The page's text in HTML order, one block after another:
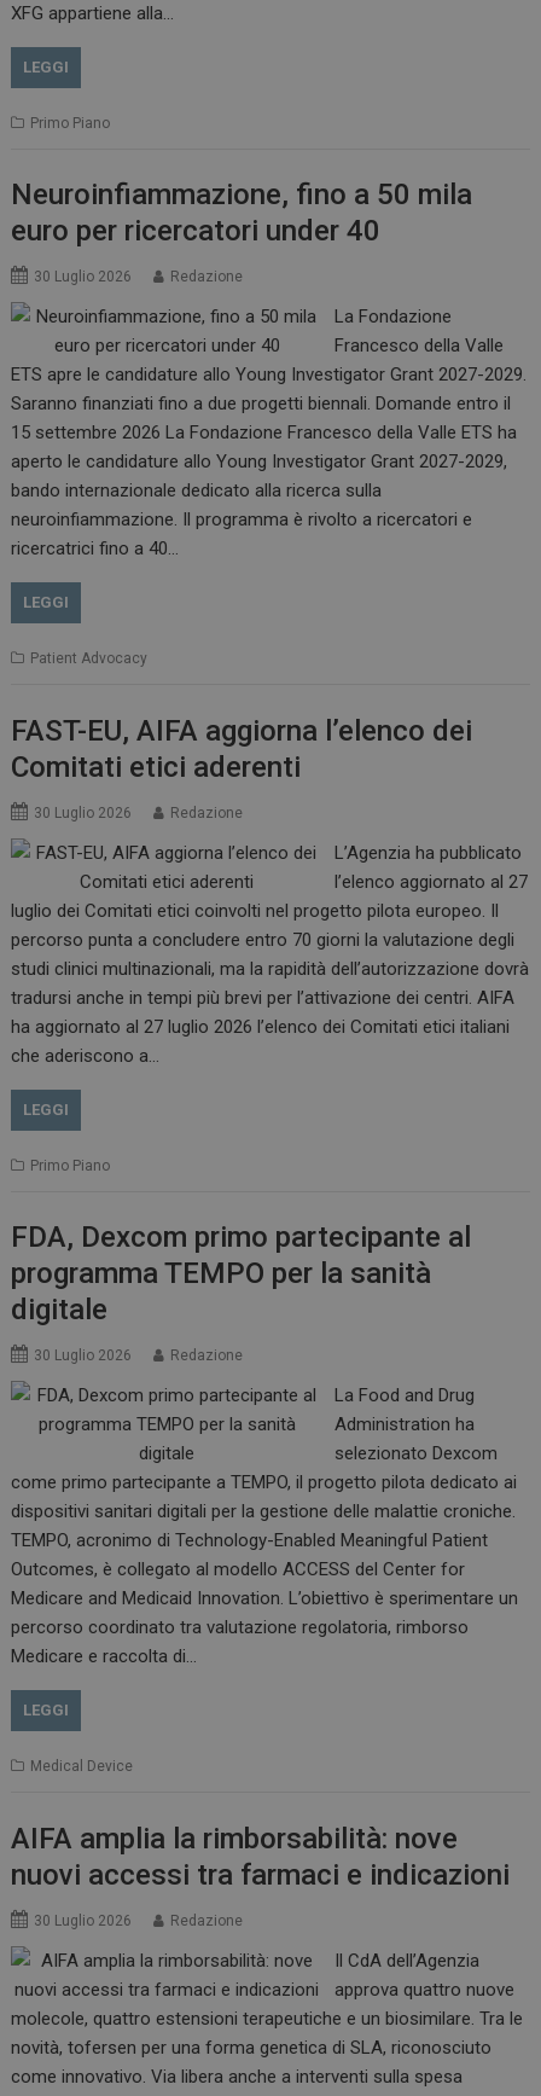
XFG appartiene alla…
LEGGI
Primo Piano
Neuroinfiammazione, fino a 50 mila
euro per ricercatori under 40
30 Luglio 2026 Redazione
La Fondazione
Francesco della Valle
ETS apre le candidature allo Young Investigator Grant 2027-2029.
Saranno finanziati fino a due progetti biennali. Domande entro il
15 settembre 2026 La Fondazione Francesco della Valle ETS ha
aperto le candidature allo Young Investigator Grant 2027-2029,
bando internazionale dedicato alla ricerca sulla
neuroinfiammazione. Il programma è rivolto a ricercatori e
ricercatrici fino a 40…
LEGGI
Patient Advocacy
FAST-EU, AIFA aggiorna l’elenco dei
Comitati etici aderenti
30 Luglio 2026 Redazione
L’Agenzia ha pubblicato
l’elenco aggiornato al 27
luglio dei Comitati etici coinvolti nel progetto pilota europeo. Il
percorso punta a concludere entro 70 giorni la valutazione degli
studi clinici multinazionali, ma la rapidità dell’autorizzazione dovrà
tradursi anche in tempi più brevi per l’attivazione dei centri. AIFA
ha aggiornato al 27 luglio 2026 l’elenco dei Comitati etici italiani
che aderiscono a…
LEGGI
Primo Piano
FDA, Dexcom primo partecipante al
programma TEMPO per la sanità
digitale
30 Luglio 2026 Redazione
La Food and Drug
Administration ha
selezionato Dexcom
come primo partecipante a TEMPO, il progetto pilota dedicato ai
dispositivi sanitari digitali per la gestione delle malattie croniche.
TEMPO, acronimo di Technology-Enabled Meaningful Patient
Outcomes, è collegato al modello ACCESS del Center for
Medicare and Medicaid Innovation. L’obiettivo è sperimentare un
percorso coordinato tra valutazione regolatoria, rimborso
Medicare e raccolta di…
LEGGI
Medical Device
AIFA amplia la rimborsabilità: nove
nuovi accessi tra farmaci e indicazioni
30 Luglio 2026 Redazione
Il CdA dell’Agenzia
approva quattro nuove
molecole, quattro estensioni terapeutiche e un biosimilare. Tra le
novità, tofersen per una forma genetica di SLA, riconosciuto
come innovativo. Via libera anche a interventi sulla spesa
_ga_Z2VT792F98
tracking-sites-
ironfish-tracking-
enable
www.dailyhealthindustry.it
4
settimane
2 giorni
CookieScriptConsent
NOME FORNITORE / DOMINIO
__Secure-ROLLOUT_TOKEN
.youtube.com
__Secure-YNID
VISITOR_PRIVACY_METADATA
Google LLC
.youtube.com